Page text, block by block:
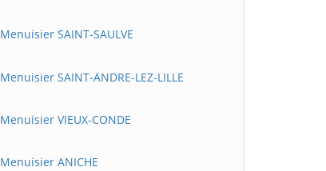
Menuisier SAINT-SAULVE
Menuisier SAINT-ANDRE-LEZ-LILLE
Menuisier VIEUX-CONDE
Menuisier ANICHE